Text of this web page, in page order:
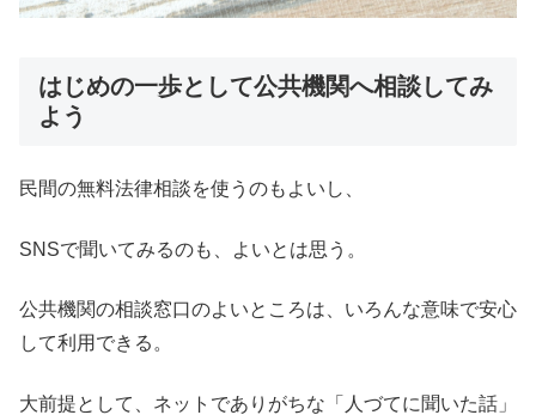
はじめの一歩として公共機関へ相談してみ
よう
民間の無料法律相談を使うのもよいし、
SNSで聞いてみるのも、よいとは思う。
公共機関の相談窓口のよいところは、いろんな意味で安心
して利用できる。
大前提として、ネットでありがちな「人づてに聞いた話」